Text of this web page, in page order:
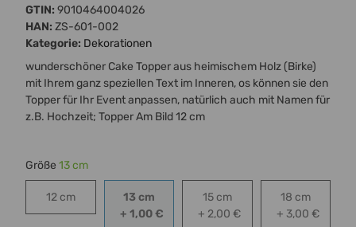
GTIN: 9010464004026
HAN: ZS-601-002
Kategorie: Dekorationen
wunderschöner Cake Topper aus heimischem Holz (Birke)
mit Ihrem ganz speziellen Text im Inneren, os können sie den
Topper für Ihr Event anpassen, natürlich auch mit Namen für
z.B. Hochzeit; Topper Am Bild 12 cm
Größe 13 cm
12 cm12 cm 13 cm13 cm
+ 1,00 €
15 cm15 cm
+ 2,00 €
18 cm18 cm
+ 3,00 €